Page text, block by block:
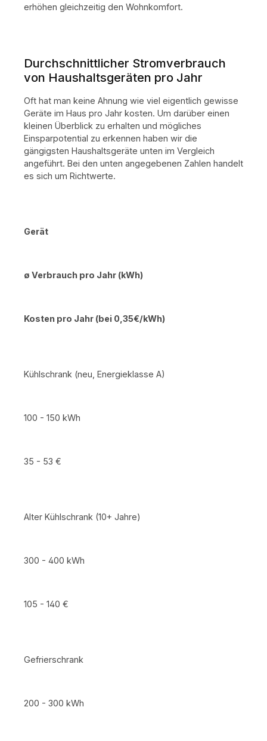
erhöhen gleichzeitig den Wohnkomfort.
Durchschnittlicher Stromverbrauch
von Haushaltsgeräten pro Jahr
Oft hat man keine Ahnung wie viel eigentlich gewisse
Geräte im Haus pro Jahr kosten. Um darüber einen
kleinen Überblick zu erhalten und mögliches
Einsparpotential zu erkennen haben wir die
gängigsten Haushaltsgeräte unten im Vergleich
angeführt. Bei den unten angegebenen Zahlen handelt
es sich um Richtwerte.
Gerät
ø Verbrauch pro Jahr (kWh)
Kosten pro Jahr (bei 0,35€/kWh)
Kühlschrank (neu, Energieklasse A)
100 - 150 kWh
35 - 53 €
Alter Kühlschrank (10+ Jahre)
300 - 400 kWh
105 - 140 €
Gefrierschrank
200 - 300 kWh